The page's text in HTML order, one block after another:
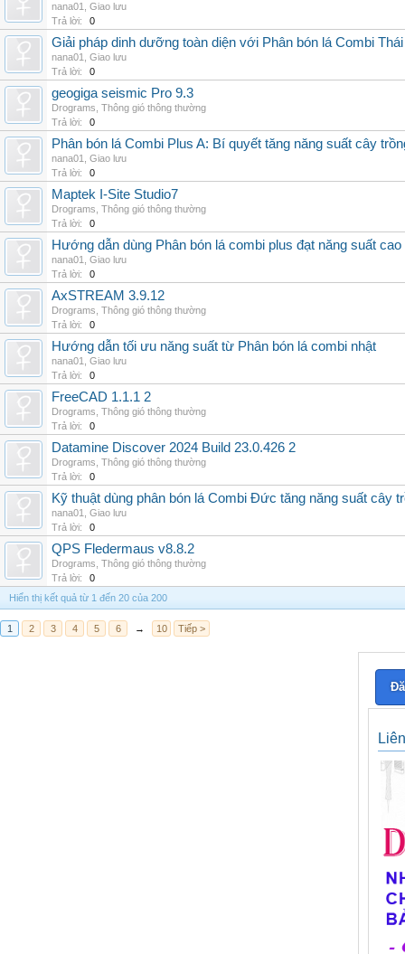
nana01
Giao lưu
Trả lời:
0
Giải pháp dinh dưỡng toàn diện với Phân bón lá Combi Thái
nana01
Giao lưu
Trả lời:
0
geogiga seismic Pro 9.3
Drograms Thông gió thông thường
Trả lời:
0
Phân bón lá Combi Plus A: Bí quyết tăng năng suất cây
nana01
Giao lưu
Trả lời:
0
Maptek I-Site Studio7
Drograms Thông gió thông thường
Trả lời:
0
Hướng dẫn dùng Phân bón lá combi plus đạt năng suất cao
nana01
Giao lưu
Trả lời:
0
AxSTREAM 3.9.12
Drograms Thông gió thông thường
Trả lời:
0
Hướng dẫn tối ưu năng suất từ Phân bón lá combi nhật
nana01
Giao lưu
Trả lời:
0
FreeCAD 1.1.1 2
Drograms Thông gió thông thường
Trả lời:
0
Datamine Discover 2024 Build 23.0.426 2
Drograms Thông gió thông thường
Trả lời:
0
Kỹ thuật dùng phân bón lá Combi Đức tăng năng suất cây
nana01
Giao lưu
Trả lời:
0
QPS Fledermaus v8.8.2
Drograms Thông gió thông thường
Trả lời:
0
Hiển thị kết quả từ 1 đến 20 của 200
1 2 3 4 5 6 → 10 Tiếp >